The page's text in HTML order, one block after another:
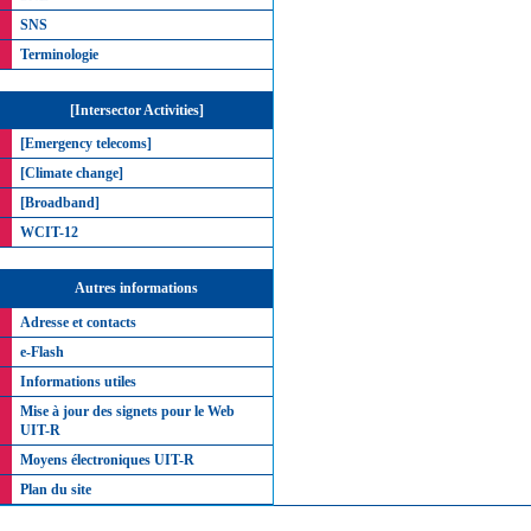
SNS
Terminologie
[Intersector Activities]
[Emergency telecoms]
[Climate change]
[Broadband]
WCIT-12
Autres informations
Adresse et contacts
e-Flash
Informations utiles
Mise à jour des signets pour le Web
UIT-R
Moyens électroniques UIT-R
Plan du site